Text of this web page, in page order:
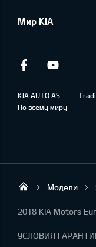
Мир KIA
Facebook
KIA AUTO AS
По всему миру
Tradilo OÜ
Модели
2018 KIA Motors
УСЛОВИЯ